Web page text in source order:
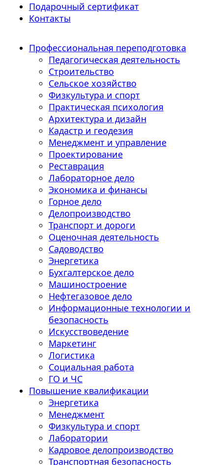
Подарочный сертификат
Контакты
Профессиональная переподготовка
Педагогическая деятельность
Строительство
Сельское хозяйство
Физкультура и спорт
Практическая психология
Архитектура и дизайн
Кадастр и геодезия
Менеджмент и управление
Проектирование
Реставрация
Лабораторное дело
Экономика и финансы
Горное дело
Делопроизводство
Транспорт и дороги
Оценочная деятельность
Садоводство
Энергетика
Бухгалтерское дело
Машиностроение
Нефтегазовое дело
Информационные технологии и
безопасность
Искусствоведение
Маркетинг
Логистика
Социальная работа
ГО и ЧС
Повышение квалификации
Энергетика
Менеджмент
Физкультура и спорт
Лаборатории
Кадровое делопроизводство
Транспортная безопасность